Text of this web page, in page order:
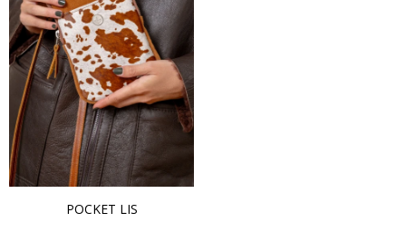
POCKET LIS